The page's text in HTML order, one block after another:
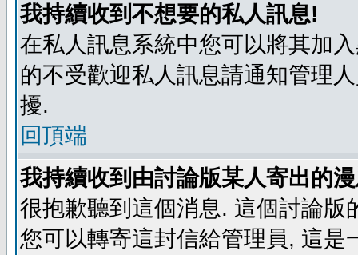
我持續收到不想要的私人訊息!
在私人訊息系統中您可以將其加
的不受歡迎私人訊息請通知管理
擾.
回頂端
我持續收到由討論版某人寄出的
很抱歉聽到這個消息. 這個討論
您可以轉寄這封信給管理員, 這